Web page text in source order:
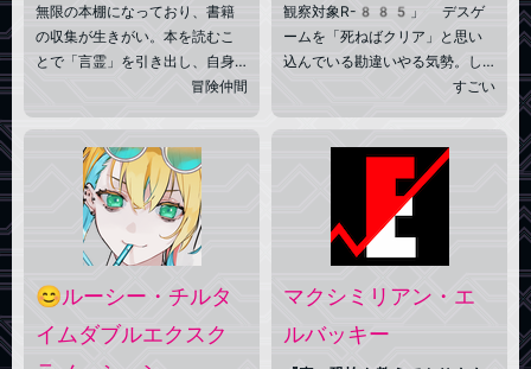
無限の本棚になっており、書籍
の収集が生きがい。本を読むこ
とで「言霊」を引き出し、自身
を強化したり、一時的に特殊能
の収集と拡散」がアイデンティ
ティで、規制や検閲には激しい
嫌悪感を示す。希少本や絶版本
を見つけた時は、手に入れるた
めに少々荒っぽい手段を取るこ
とも。 「本が燃える」ところ
を見ると発狂する。
冒険仲間
観察対象R-885」 デスゲ
ームを「死ねばクリア」と思い
込んでいる勘違いやる気勢。し
かしそのやる気とパワーのせい
スゲーム会場を壊滅させたとこ
に捕まり、口車
に乗せられてライバルデスゲー
ムを破壊する心霊テロリストと
なった。今日も
(デス)ゲームクリア頑張るぞ！
すごい
😊ルーシー・チルタ
イムダブルエクスク
マクシミリアン・エ
ルバッキー